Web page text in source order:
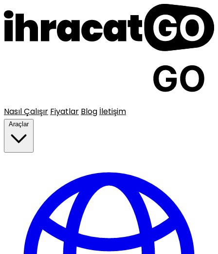
Nasıl Çalışır Fiyatlar Blog İletişim
Araçlar